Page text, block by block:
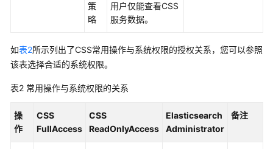
扎
比
域）
用
户
策
略
用户仅能查看CSS
服务数据。
如表2所示列出了CSS常用操作与系统权限的授权关系，您可以参照
该表选择合适的系统权限。
表2 常用操作与系统权限的关系
操
作
CSS
FullAccess
CSS
ReadOnlyAccess
Elasticsearch
Administrator
备注